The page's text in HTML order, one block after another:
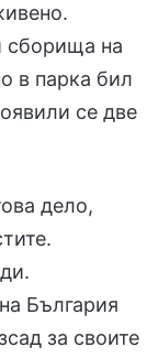
сборища на
в парка бил
се две
дело,
България
за своите